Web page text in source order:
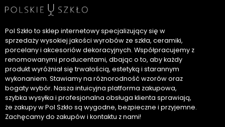
Pol Szkło to sklep internetowy specjalizujący się w
sprzedaży wysokiej jakości wyrobów ze szkła, ceramiki,
porcelany i akcesoriów dekoracyjnych. Współpracujemy z
renomowanymi producentami, dbając o to, aby każdy
produkt wyróżniał się trwałością, estetyką i starannym
wykonaniem. Stawiamy na różnorodność wzorów oraz
bogaty wybór. Nasza intuicyjna platforma zakupowa,
szybka wysyłka i profesjonalna obsługa klienta sprawiają,
że zakupy w Pol Szkło są wygodne, bezpieczne i przyjemne.
Zachęcamy do zakupów i kontaktu z nami!